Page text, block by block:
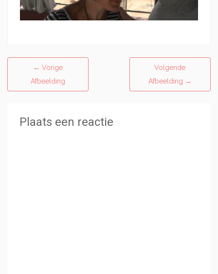
← Vorige
Afbeelding
Volgende
Afbeelding →
Plaats een reactie